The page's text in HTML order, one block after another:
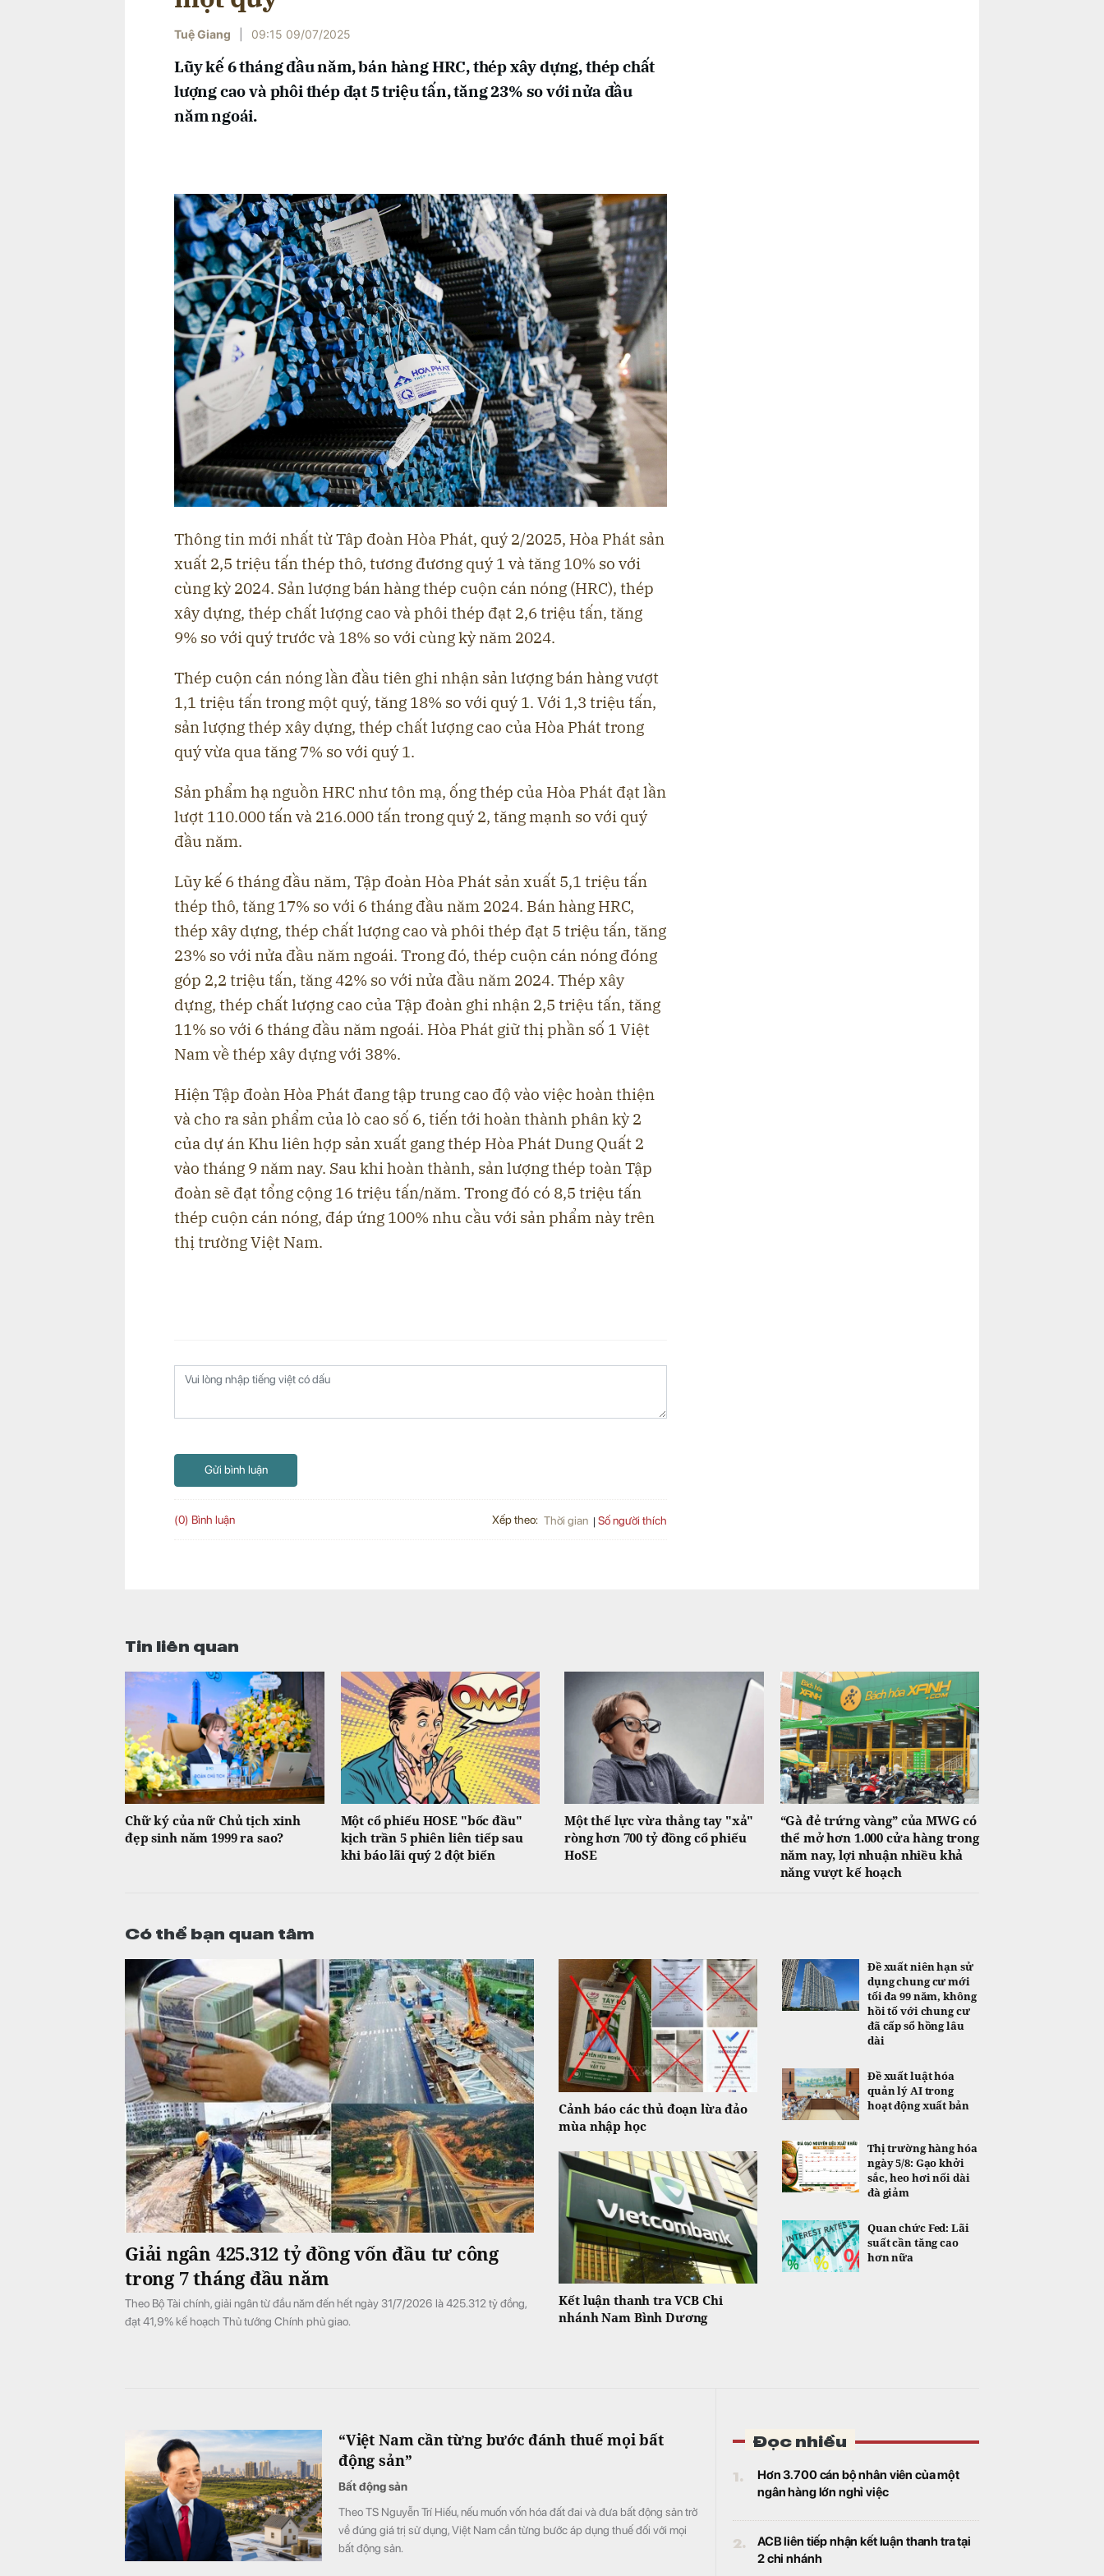
Tuệ Giang 09:15 09/07/2025
Lũy kế 6 tháng đầu năm, bán hàng HRC, thép xây dựng, thép chất
lượng cao và phôi thép đạt 5 triệu tấn, tăng 23% so với nửa đầu
năm ngoái.
Thông tin mới nhất từ Tâp đoàn Hòa Phát, quý 2/2025, Hòa Phát sản
xuất 2,5 triệu tấn thép thô, tương đương quý 1 và tăng 10% so với
cùng kỳ 2024. Sản lượng bán hàng thép cuộn cán nóng (HRC), thép
xây dựng, thép chất lượng cao và phôi thép đạt 2,6 triệu tấn, tăng
9% so với quý trước và 18% so với cùng kỳ năm 2024.
Thép cuộn cán nóng lần đầu tiên ghi nhận sản lượng bán hàng vượt
1,1 triệu tấn trong một quý, tăng 18% so với quý 1. Với 1,3 triệu tấn,
sản lượng thép xây dựng, thép chất lượng cao của Hòa Phát trong
quý vừa qua tăng 7% so với quý 1.
Sản phẩm hạ nguồn HRC như tôn mạ, ống thép của Hòa Phát đạt lần
lượt 110.000 tấn và 216.000 tấn trong quý 2, tăng mạnh so với quý
đầu năm.
Lũy kế 6 tháng đầu năm, Tập đoàn Hòa Phát sản xuất 5,1 triệu tấn
thép thô, tăng 17% so với 6 tháng đầu năm 2024. Bán hàng HRC,
thép xây dựng, thép chất lượng cao và phôi thép đạt 5 triệu tấn, tăng
23% so với nửa đầu năm ngoái. Trong đó, thép cuộn cán nóng đóng
góp 2,2 triệu tấn, tăng 42% so với nửa đầu năm 2024. Thép xây
dựng, thép chất lượng cao của Tập đoàn ghi nhận 2,5 triệu tấn, tăng
11% so với 6 tháng đầu năm ngoái. Hòa Phát giữ thị phần số 1 Việt
Nam về thép xây dựng với 38%.
Hiện Tập đoàn Hòa Phát đang tập trung cao độ vào việc hoàn thiện
và cho ra sản phẩm của lò cao số 6, tiến tới hoàn thành phân kỳ 2
của dự án Khu liên hợp sản xuất gang thép Hòa Phát Dung Quất 2
vào tháng 9 năm nay. Sau khi hoàn thành, sản lượng thép toàn Tập
đoàn sẽ đạt tổng cộng 16 triệu tấn/năm. Trong đó có 8,5 triệu tấn
thép cuộn cán nóng, đáp ứng 100% nhu cầu với sản phẩm này trên
thị trường Việt Nam.
Gửi bình luận
(0) Bình luận Xếp theo: Thời gian Số người thích
Tin liên quan
Chữ ký của nữ Chủ tịch xinh
đẹp sinh năm 1999 ra sao?
Một cổ phiếu HOSE "bốc đầu"
kịch trần 5 phiên liên tiếp sau
khi báo lãi quý 2 đột biến
Một thế lực vừa thẳng tay "xả"
ròng hơn 700 tỷ đồng cổ phiếu
HoSE
“Gà đẻ trứng vàng” của MWG có
thể mở hơn 1.000 cửa hàng trong
năm nay, lợi nhuận nhiều khả
năng vượt kế hoạch
Có thể bạn quan tâm
Giải ngân 425.312 tỷ đồng vốn đầu tư công
trong 7 tháng đầu năm
Theo Bộ Tài chính, giải ngân từ đầu năm đến hết ngày 31/7/2026 là 425.312 tỷ đồng,
đạt 41,9% kế hoạch Thủ tướng Chính phủ giao.
Cảnh báo các thủ đoạn lừa đảo
mùa nhập học
Kết luận thanh tra VCB Chi
nhánh Nam Bình Dương
Đề xuất niên hạn sử
dụng chung cư mới
tối đa 99 năm, không
hồi tố với chung cư
đã cấp sổ hồng lâu
dài
Đề xuất luật hóa
quản lý AI trong
hoạt động xuất bản
Thị trường hàng hóa
ngày 5/8: Gạo khởi
sắc, heo hơi nối dài
đà giảm
Quan chức Fed: Lãi
suất cần tăng cao
hơn nữa
“Việt Nam cần từng bước đánh thuế mọi bất
động sản”
Bất động sản
Theo TS Nguyễn Trí Hiếu, nếu muốn vốn hóa đất đai và đưa bất động sản trở
về đúng giá trị sử dụng, Việt Nam cần từng bước áp dụng thuế đối với mọi
bất động sản.
Đọc nhiều
1.
Hơn 3.700 cán bộ nhân viên của một
ngân hàng lớn nghỉ việc
2.
ACB liên tiếp nhận kết luận thanh tra tại
2 chi nhánh